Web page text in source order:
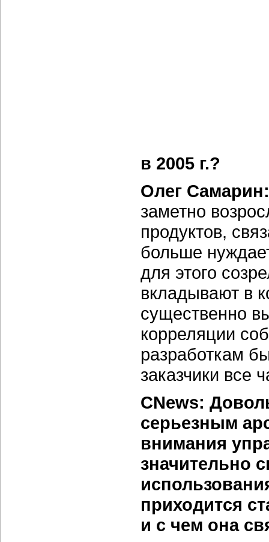
в 2005 г.?
Олег Самарин:
заметно
продуктов,
больше
для этого
вкладывают в
существенно
корреляции
разработкам
заказчики все
CNews:
серьезным
внимания
значительно
приходится
и с чем она